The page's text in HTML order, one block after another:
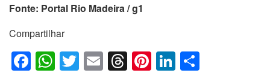
Fonte: Portal Rio Madeira / g1
Compartilhar
F W T E T Pi Li